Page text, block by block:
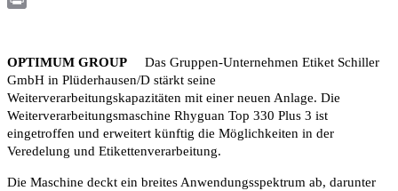
OPTIMUM GROUP Das Gruppen-Unternehmen Etiket Schiller
GmbH in Plüderhausen/D stärkt seine
Weiterverarbeitungskapazitäten mit einer neuen Anlage. Die
Weiterverarbeitungsmaschine Rhyguan Top 330 Plus 3 ist
eingetroffen und erweitert künftig die Möglichkeiten in der
Veredelung und Etikettenverarbeitung.
Die Maschine deckt ein breites Anwendungsspektrum ab, darunter